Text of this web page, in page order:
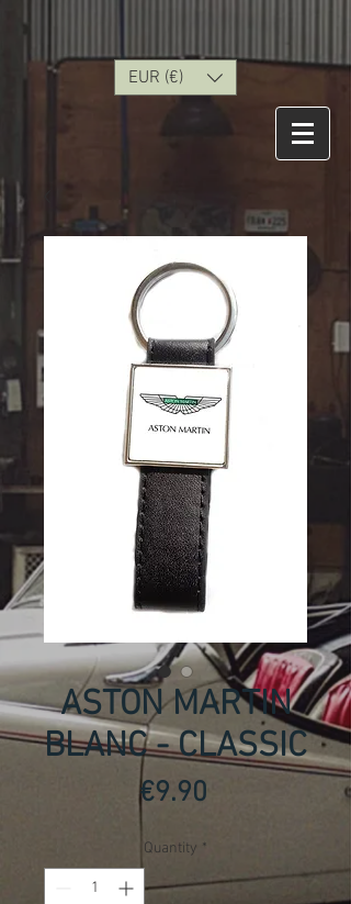
EUR (€)
ASTON MARTIN
BLANC - CLASSIC
€9.90Price
Quantity *